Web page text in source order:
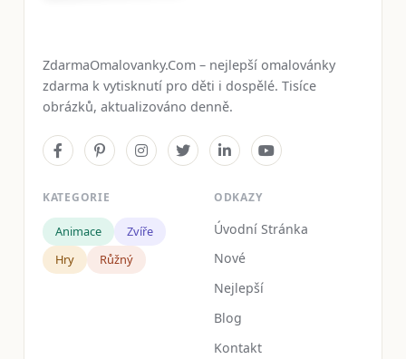
ZdarmaOmalovanky.Com – nejlepší omalovánky
zdarma k vytisknutí pro děti i dospělé. Tisíce
obrázků, aktualizováno denně.
KATEGORIE
Animace
Zvíře
Hry
Růžný
ODKAZY
Úvodní Stránka
Nové
Nejlepší
Blog
Kontakt